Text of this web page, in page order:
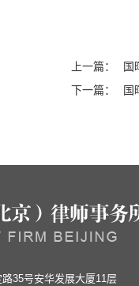
上一篇：
国
下一篇：
国
路35号安华发展大厦11层